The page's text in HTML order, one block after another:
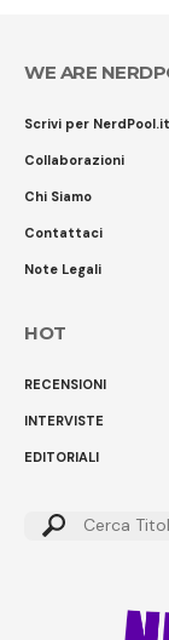
WE ARE
Scrivi per NerdPool.it
Collaborazioni
Chi Siamo
Contattaci
Note Legali
HOT
RECENSIONI
INTERVISTE
EDITORIALI
Cerca: